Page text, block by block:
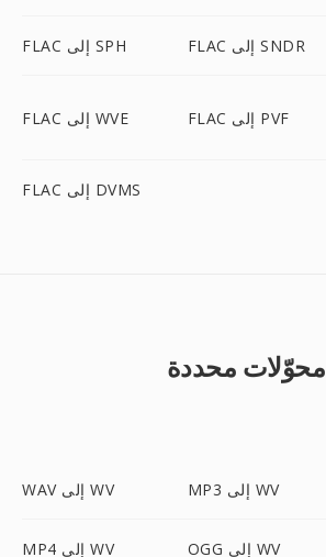
FLAC إلى SPH FLAC إلى SNDR
FLAC إلى WVE FLAC إلى PVF
FLAC إلى DVMS
محوّلات محددة
WAV إلى WV MP3 إلى WV
MP4 إلى WV OGG إلى WV